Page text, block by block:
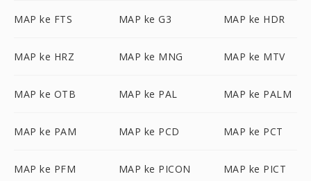
MAP ke FTS MAP ke G3 MAP ke HDR
MAP ke HRZ MAP ke MNG MAP ke MTV
MAP ke OTB MAP ke PAL MAP ke PALM
MAP ke PAM MAP ke PCD MAP ke PCT
MAP ke PFM MAP ke PICON MAP ke PICT